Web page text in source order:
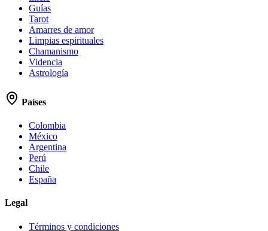
Guías
Tarot
Amarres de amor
Limpias espirituales
Chamanismo
Videncia
Astrología
Países
Colombia
México
Argentina
Perú
Chile
España
Legal
Términos y condiciones